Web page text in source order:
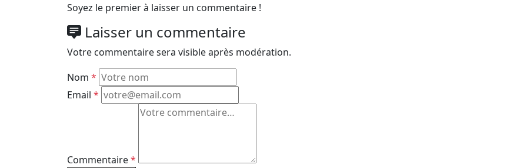
Soyez le premier à laisser un commentaire !
Laisser un commentaire
Votre commentaire sera visible après modération.
Nom *
Email *
Commentaire*